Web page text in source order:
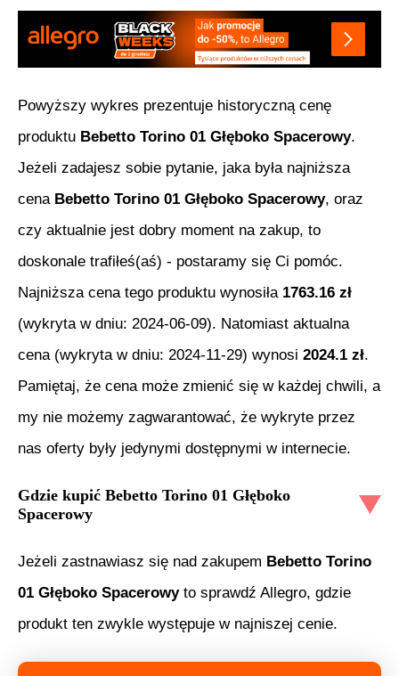
Powyższy wykres prezentuje historyczną cenę
produktu Bebetto Torino 01 Głęboko Spacerowy.
Jeżeli zadajesz sobie pytanie, jaka była najniższa
cena Bebetto Torino 01 Głęboko Spacerowy, oraz
czy aktualnie jest dobry moment na zakup, to
doskonale trafiłeś(aś) - postaramy się Ci pomóc.
Najniższa cena tego produktu wynosiła 1763.16 zł
(wykryta w dniu: 2024-06-09). Natomiast aktualna
cena (wykryta w dniu: 2024-11-29) wynosi 2024.1 zł.
Pamiętaj, że cena może zmienić się w każdej chwili, a
my nie możemy zagwarantować, że wykryte przez
nas oferty były jedynymi dostępnymi w internecie.
Gdzie kupić Bebetto Torino 01 Głęboko
Spacerowy
Jeżeli zastnawiasz się nad zakupem Bebetto Torino
01 Głęboko Spacerowyto sprawdź Allegro, gdzie
produkt ten zwykle występuje w najniszej cenie.